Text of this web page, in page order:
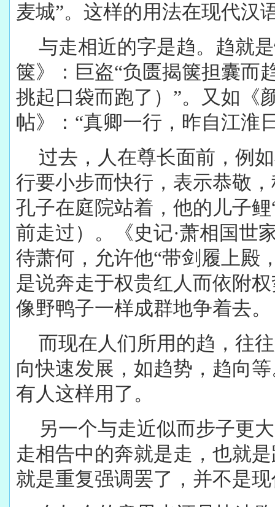
麦城”。这样的用法在现代汉
与走相近的字是趋。趋就
箧》：巨盗“负匮揭箧担囊而
挑起口袋而跑了）”。又如《
帖》：“真卿一行，昨自江淮
过去，人在尊长面前，例
行要小步而快行，表示恭敬
孔子在庭院站着，他的儿子
前走过）。《史记·萧相国世
待萧何，允许他“带剑履上殿
是说奔走于权贵红人而依附
像野鸭子一样成群地争着去。
而现在人们所用的趋，往
向快速发展，如趋势，趋向
有人这样用了。
另一个与走近似而步子更
走相告中的奔就是走，也就
就是重复强调罢了，并不是